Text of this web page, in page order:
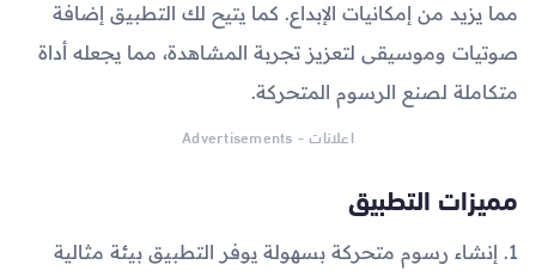
مما يزيد من إمكانيات الإبداع. كما يتيح لك التطبيق إضافة
صوتيات وموسيقى لتعزيز تجربة المشاهدة، مما يجعله أداة
متكاملة لصنع الرسوم المتحركة.
اعلانات - Advertisements
مميزات التطبيق
1. إنشاء رسوم متحركة بسهولة يوفر التطبيق بيئة مثالية